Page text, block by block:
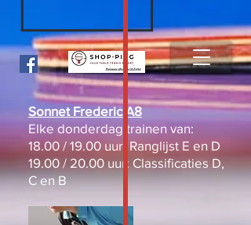
Sonnet Frederic A8
Elke donderdag trainen van:
18.00 / 19.00 uur: Ranglijst E en D
19.00 / 20.00 uur: Classificaties D,
C en B